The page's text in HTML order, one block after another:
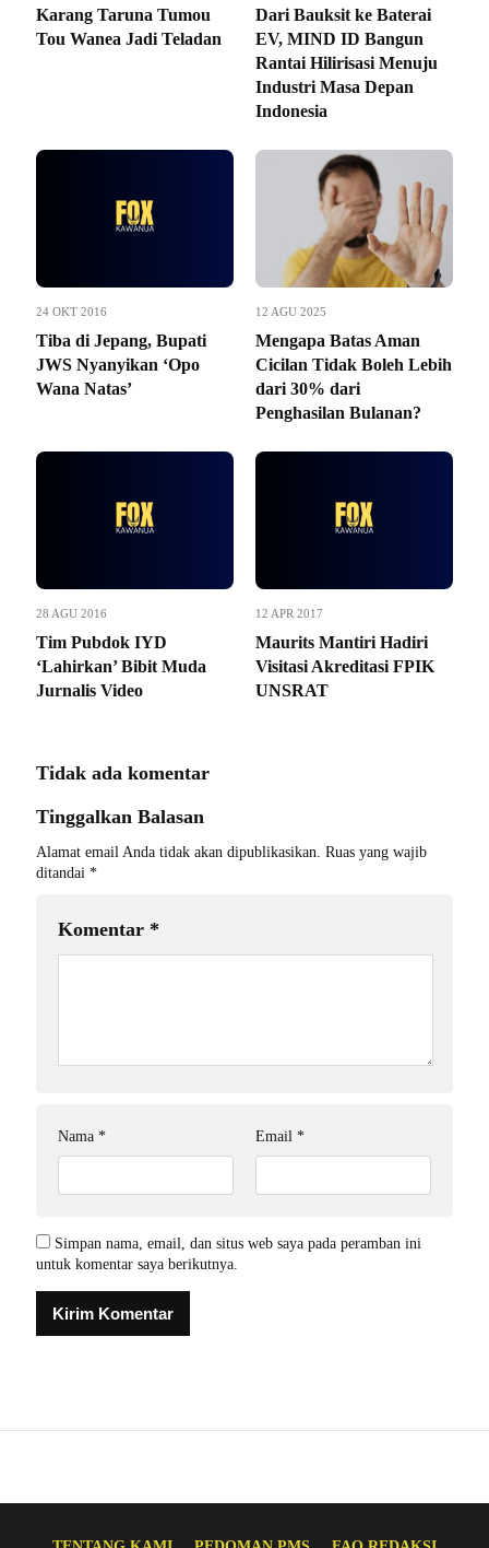
Karang Taruna Tumou
Tou Wanea Jadi Teladan
Dari Bauksit ke Baterai
EV, MIND ID Bangun
Rantai Hilirisasi Menuju
Industri Masa Depan
Indonesia
24 OKT 2016
Tiba di Jepang, Bupati
JWS Nyanyikan ‘Opo
Wana Natas’
12 AGU 2025
Mengapa Batas Aman
Cicilan Tidak Boleh Lebih
dari 30% dari
Penghasilan Bulanan?
28 AGU 2016
Tim Pubdok IYD
‘Lahirkan’ Bibit Muda
Jurnalis Video
12 APR 2017
Maurits Mantiri Hadiri
Visitasi Akreditasi FPIK
UNSRAT
Tidak ada komentar
Tinggalkan Balasan
Alamat email Anda tidak akan dipublikasikan. Ruas yang wajib
ditandai *
Komentar *
Nama * Email *
Simpan nama, email, dan situs web saya pada peramban ini
untuk komentar saya berikutnya.